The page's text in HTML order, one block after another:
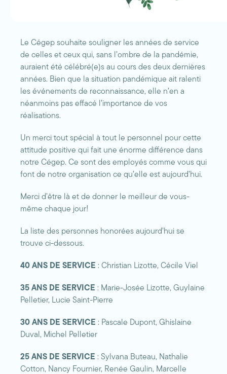
Le Cégep souhaite souligner les années de service
de celles et ceux qui, sans l’ombre de la pandémie,
auraient été célébré(e)s au cours des deux dernières
années. Bien que la situation pandémique ait ralenti
les événements de reconnaissance, elle n’en a
néanmoins pas effacé l’importance de vos
réalisations.
Un merci tout spécial à tout le personnel pour cette
attitude positive qui fait une énorme différence dans
notre Cégep. Ce sont des employés comme vous qui
font de notre organisation ce qu’elle est aujourd’hui.
Merci d’être là et de donner le meilleur de vous-
même chaque jour!
La liste des personnes honorées aujourd’hui se
trouve ci-dessous.
40 ANS DE SERVICE : Christian Lizotte, Cécile Viel
35 ANS DE SERVICE : Marie-Josée Lizotte, Guylaine
Pelletier, Lucie Saint-Pierre
30 ANS DE SERVICE : Pascale Dupont, Ghislaine
Duval, Michel Pelletier
25 ANS DE SERVICE : Sylvana Buteau, Nathalie
Cotton, Nancy Fournier, Renée Gaulin, Marcelle